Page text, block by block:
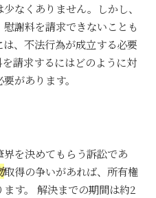
なくありません。しかし、
謝料を請求できないことも
、不法行為が成立する必要
請求するにはどのように対
があります。
を決めてもらう訴訟であ
取得の争いがあれば、所有権
す。 解決までの期間は約2